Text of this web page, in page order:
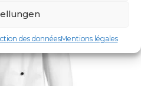
des donnéesMentions légales